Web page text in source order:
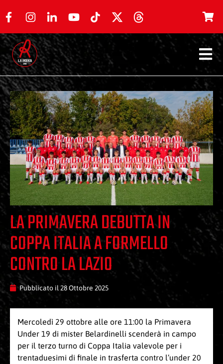
LA PRIMAVERA DEBUTTA IN
COPPA ITALIA A FORMELLO
CONTRO LA LAZIO
Pubblicato il 28 Ottobre 2025
Mercoledì 29 ottobre alle ore 11:00 la Primavera
Under 19 di mister Belardinelli scenderà in campo
per il terzo turno di Coppa Italia valevole per i
trentaduesimi di finale in trasferta contro l’under 20